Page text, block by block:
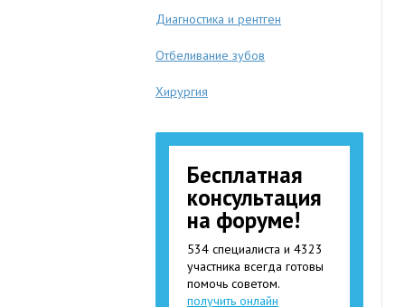
Диагностика и рентген
Отбеливание зубов
Хирургия
Бесплатная
консультация
на форуме!
534 специалиста и 4323
участника всегда готовы
помочь советом.
получить онлайн